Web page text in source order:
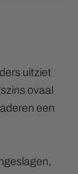
uitziet
ovaal
een